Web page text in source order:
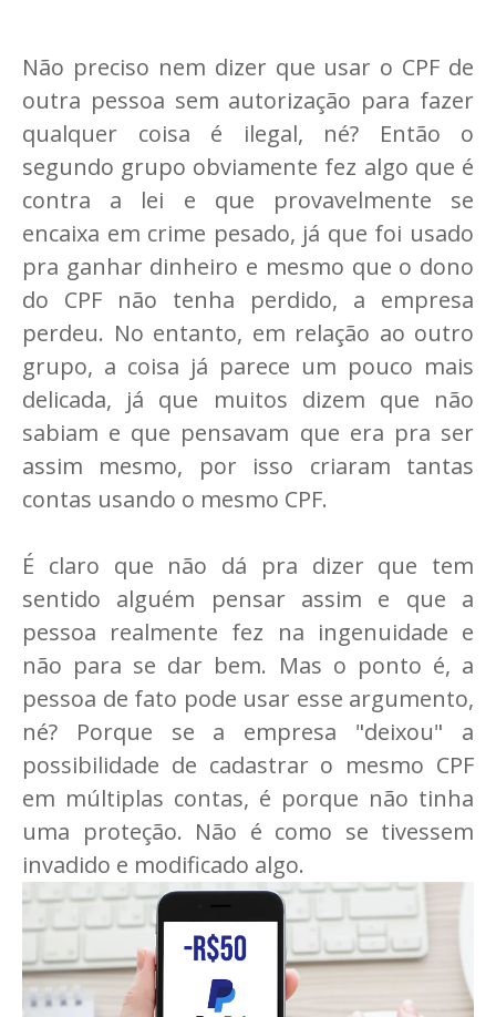
Não preciso nem dizer que usar o CPF de
outra pessoa sem autorização para fazer
qualquer coisa é ilegal, né? Então o
segundo grupo obviamente fez algo que é
contra a lei e que provavelmente se
encaixa em crime pesado, já que foi usado
pra ganhar dinheiro e mesmo que o dono
do CPF não tenha perdido, a empresa
perdeu. No entanto, em relação ao outro
grupo, a coisa já parece um pouco mais
delicada, já que muitos dizem que não
sabiam e que pensavam que era pra ser
assim mesmo, por isso criaram tantas
contas usando o mesmo CPF.
É claro que não dá pra dizer que tem
sentido alguém pensar assim e que a
pessoa realmente fez na ingenuidade e
não para se dar bem. Mas o ponto é, a
pessoa de fato pode usar esse argumento,
né? Porque se a empresa "deixou" a
possibilidade de cadastrar o mesmo CPF
em múltiplas contas, é porque não tinha
uma proteção. Não é como se tivessem
invadido e modificado algo.